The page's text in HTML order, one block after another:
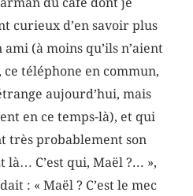
curieux d’en savoir plus
(à moins qu’ils n’aient
téléphone en commun,
aujourd’hui, mais
en ce temps-là), et qui
très probablement son
là… C’est qui, Maël ?... »,
: « Maël ? C’est le mec